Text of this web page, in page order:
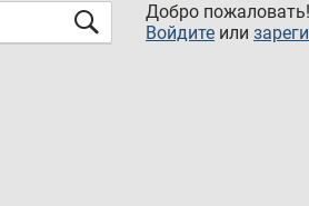
Добро пожаловать!
Войдите или